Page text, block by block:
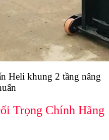
Heli khung 2 tầng nâng
Trọng Chính Hãng